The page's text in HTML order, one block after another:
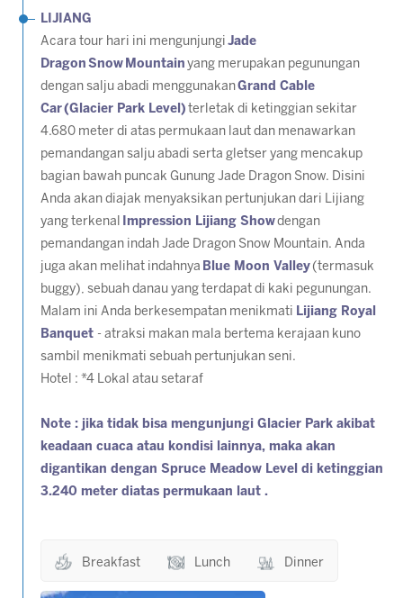
LIJIANG
Acara tour hari ini mengunjungi Jade
Dragon Snow Mountain yang merupakan pegunungan
dengan salju abadi menggunakanGrand Cable
Car(Glacier Park Level) terletak di ketinggian sekitar
4.680 meter di atas permukaan laut dan menawarkan
pemandangan salju abadi serta gletser yang mencakup
bagian bawah puncak Gunung Jade Dragon Snow. Disini
Anda akan diajak menyaksikan pertunjukan dari Lijiang
yang terkenal
Impression Lijiang Showdengan
pemandangan indah Jade Dragon Snow Mountain. Anda
juga akan melihat indahnya Blue Moon Valley (termasuk
buggy), sebuah danau yang terdapat di kaki pegunungan.
Malam ini Anda berkesempatan menikmati Lijiang Royal
Banquet - atraksi makan mala bertema kerajaan kuno
sambil menikmati sebuah pertunjukan seni.
Hotel : *4 Lokal atau setaraf
Note : jika tidak bisa mengunjungi Glacier Park akibat
keadaan cuaca atau kondisi lainnya, maka akan
digantikan dengan Spruce Meadow Level di ketinggian
3.240 meter diatas permukaan laut .
Breakfast Lunch Dinner